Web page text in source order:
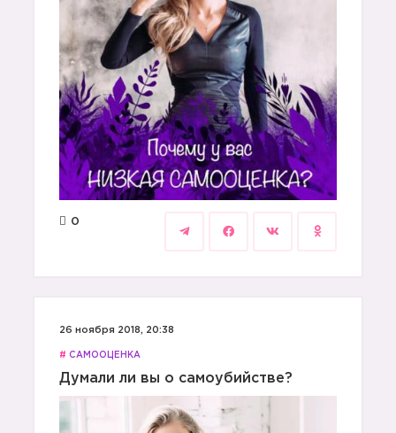
0
26 ноября 2018, 20:38
# САМООЦЕНКА
Думали ли вы о самоубийстве?